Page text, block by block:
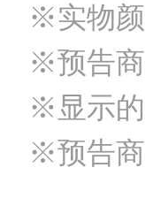
※实物
※预告
※显示
※预告